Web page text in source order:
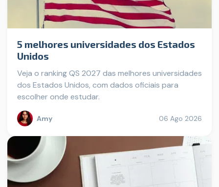
5 melhores universidades dos Estados
Unidos
Veja o ranking QS 2027 das melhores universidades
dos Estados Unidos, com dados oficiais para
escolher onde estudar.
Amy 06 Ago 2026